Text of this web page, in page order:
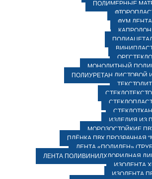
ПОЛИМЕРНЫЕ
ФУМ ЛЕНТА
КАПРОЛОН
ОРГСТЕКЛО
МОНОЛИТНЫЙ
ПОЛИУРЕТАН ЛИСТОВОЙ
ТЕКСТОЛИТ
ИЗДЕЛИЯ ИЗ
МОРОЗОСТОЙКИЕ
ПЛЁНКА ПВХ ПРОЗРАЧНАЯ
ЛЕНТА «ПОЛИЛЕН»
ЛЕНТА ПОЛИВИНИЛХЛОРИДНАЯ
ИЗОЛЕНТА
ИЗОЛЕНТА